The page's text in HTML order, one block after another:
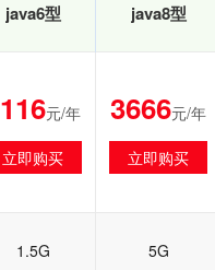
java6型 java8型
元/年
立即购买
3666元/年
立即购买
1.5G 5G